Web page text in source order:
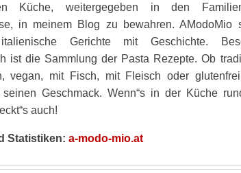
Küche, weitergegeben in den
in meinem Blog zu bewahren. AModoMio
Gerichte mit Geschichte.
ist die Sammlung der Pasta Rezepte. Ob
vegan, mit Fisch, mit Fleisch oder
seinen Geschmack. Wenn“s in der Küche
auch!
Statistiken: a-modo-mio.at